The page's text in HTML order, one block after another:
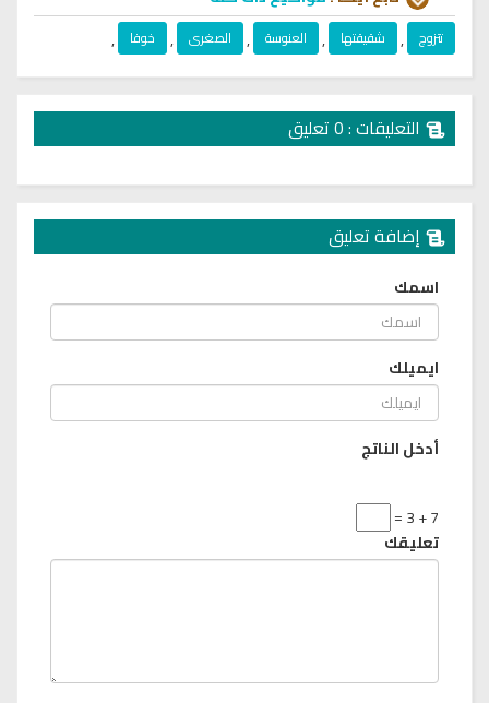
تتزوج , شقيقتها , العنوسة , الصغرى , خوفا ,
التعليقات : 0 تعليق
إضافة تعليق
اسمك
ايميلك
أدخل الناتج
7 + 3 =
تعليقك